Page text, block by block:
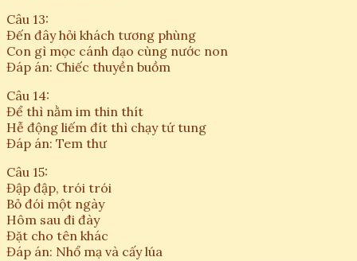
Câu 13:
Đến đây hỏi khách tương phùng
Con gì mọc cánh dạo cùng nước non
Đáp án: Chiếc thuyền buồm
Câu 14:
Để thì nằm im thin thít
Hễ động liếm đít thì chạy tứ tung
Đáp án: Tem thư
Câu 15:
Đập đập, trói trói
Bỏ đói một ngày
Hôm sau đi đày
Đặt cho tên khác
Đáp án: Nhổ mạ và cấy lúa